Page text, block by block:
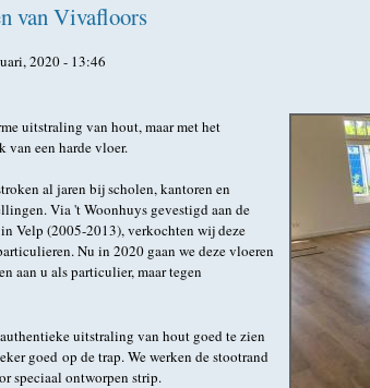
van Vivafloors
2020 - 13:46
uitstraling van hout, maar met het
van een harde vloer.
al jaren bij scholen, kantoren en
Via 't Woonhuys gevestigd aan de
Velp (2005-2013), verkochten wij deze
Nu in 2020 gaan we deze vloeren
aan u als particulier, maar tegen
uitstraling van hout goed te zien
goed op de trap. We werken de stootrand
speciaal ontworpen strip.